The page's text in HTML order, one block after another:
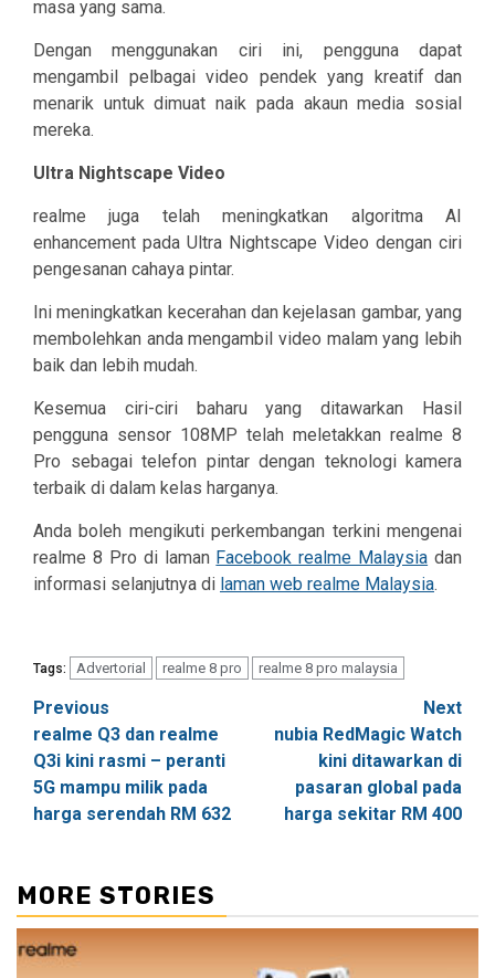
masa yang sama.
Dengan menggunakan ciri ini, pengguna dapat
mengambil pelbagai video pendek yang kreatif dan
menarik untuk dimuat naik pada akaun media sosial
mereka.
Ultra Nightscape Video
realme juga telah meningkatkan algoritma AI
enhancement pada Ultra Nightscape Video dengan ciri
pengesanan cahaya pintar.
Ini meningkatkan kecerahan dan kejelasan gambar, yang
membolehkan anda mengambil video malam yang lebih
baik dan lebih mudah.
Kesemua ciri-ciri baharu yang ditawarkan Hasil
pengguna sensor 108MP telah meletakkan realme 8
Pro sebagai telefon pintar dengan teknologi kamera
terbaik di dalam kelas harganya.
Anda boleh mengikuti perkembangan terkini mengenai
realme 8 Pro di laman Facebook realme Malaysia dan
informasi selanjutnya di laman web realme Malaysia.
Tags: Advertorial realme 8 pro realme 8 pro malaysia
Post
navigation
Previous
realme Q3 dan realme
Q3i kini rasmi – peranti
5G mampu milik pada
harga serendah RM 632
Next
nubia RedMagic Watch
kini ditawarkan di
pasaran global pada
harga sekitar RM 400
MORE STORIES